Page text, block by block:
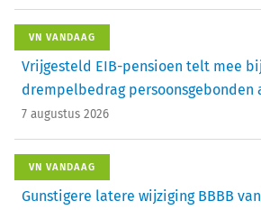
VN VANDAAG
Vrijgesteld EIB-pensioen telt mee
drempelbedrag persoonsgebonden
7 augustus 2026
VN VANDAAG
Gunstigere latere wijziging BBBB